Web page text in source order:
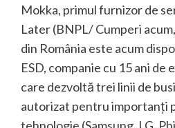
Mokka, primul furnizor de
Later (BNPL/ Cumperi
din România este acum
ESD, companie cu 15 ani de
care dezvoltă trei linii de
autorizat pentru importanți